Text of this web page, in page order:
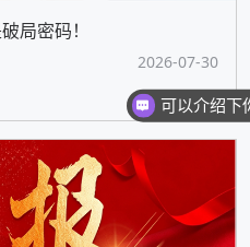
局密码！
2026-07-30